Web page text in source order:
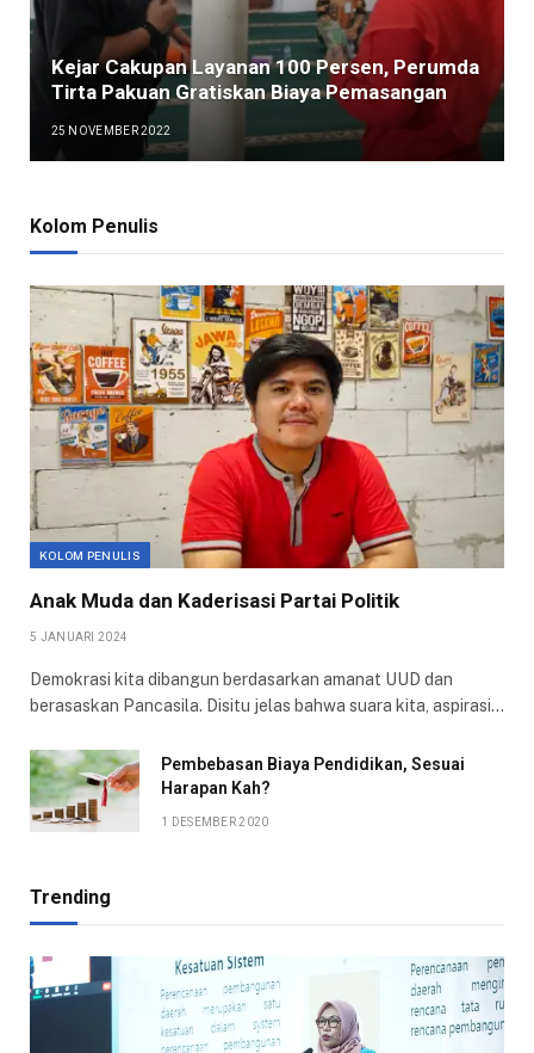
Kejar Cakupan Layanan 100 Persen, Perumda
Tirta Pakuan Gratiskan Biaya Pemasangan
25 NOVEMBER 2022
Kolom Penulis
KOLOM PENULIS
Anak Muda dan Kaderisasi Partai Politik
5 JANUARI 2024
Demokrasi kita dibangun berdasarkan amanat UUD dan
berasaskan Pancasila. Disitu jelas bahwa suara kita, aspirasi…
Pembebasan Biaya Pendidikan, Sesuai
Harapan Kah?
1 DESEMBER 2020
Trending